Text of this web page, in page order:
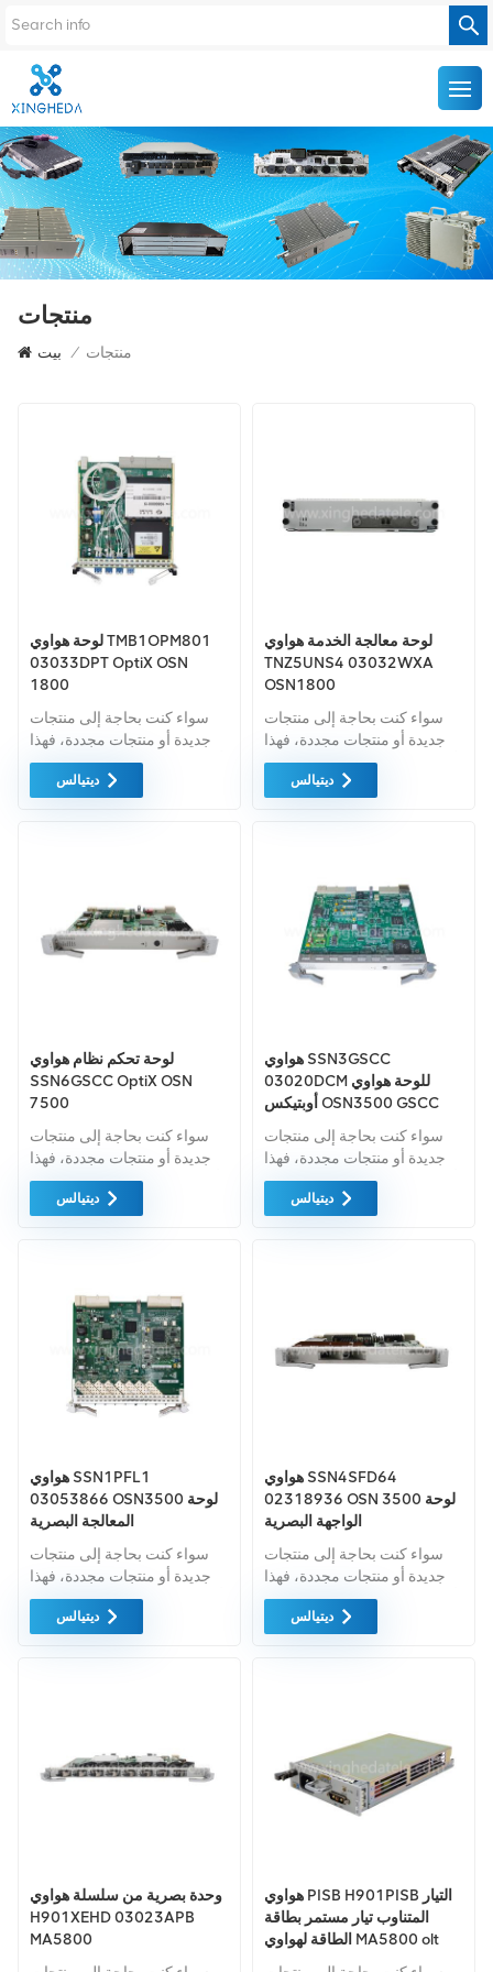
منتجات
بيت / منتجات
لوحة هواوي TMB1OPM801
03033DPT OptiX OSN
1800
سواء كنت بحاجة إلى منتجات
جديدة أو منتجات مجددة، فهذا
أمر شامل الضمان كمعيار. نحن
فقط نشتري معدات السوق
توفير كل هذه بأفضل الأسعار
ديتيالس
لوحة معالجة الخدمة هواوي
TNZ5UNS4 03032WXA
OSN1800
سواء كنت بحاجة إلى منتجات
جديدة أو منتجات مجددة، فهذا
أمر شامل الضمان كمعيار. نحن
فقط نشتري معدات السوق
توفير كل هذه بأفضل الأسعار
ديتيالس
لوحة تحكم نظام هواوي
SSN6GSCC OptiX OSN
7500
سواء كنت بحاجة إلى منتجات
جديدة أو منتجات مجددة، فهذا
أمر شامل الضمان كمعيار. نحن
فقط نشتري معدات السوق
توفير كل هذه بأفضل الأسعار
ديتيالس
هواوي SSN3GSCC
03020DCM للوحة هواوي
أوبتيكس OSN3500 GSCC
سواء كنت بحاجة إلى منتجات
جديدة أو منتجات مجددة، فهذا
أمر شامل الضمان كمعيار. نحن
فقط نشتري معدات السوق
توفير كل هذه بأفضل الأسعار
ديتيالس
هواوي SSN1PFL1
03053866 OSN3500 لوحة
المعالجة البصرية
سواء كنت بحاجة إلى منتجات
جديدة أو منتجات مجددة، فهذا
أمر شامل الضمان كمعيار. نحن
فقط نشتري معدات السوق
توفير كل هذه بأفضل الأسعار
ديتيالس
هواوي SSN4SFD64
02318936 OSN 3500 لوحة
الواجهة البصرية
سواء كنت بحاجة إلى منتجات
جديدة أو منتجات مجددة، فهذا
أمر شامل الضمان كمعيار. نحن
فقط نشتري معدات السوق
توفير كل هذه بأفضل الأسعار
ديتيالس
وحدة بصرية من سلسلة هواوي
H901XEHD 03023APB
MA5800
هواوي PISB H901PISB التيار
المتناوب تيار مستمر بطاقة
الطاقة لهواوي MA5800 olt
ma5800-x2 H901PISB